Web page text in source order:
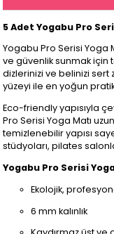
5 Adet Yogabu Pro
Yogabu Pro Serisi Yoga
ve güvenlik sunmak için
dizlerinizi ve belinizi sert
yüzeyi ile en yoğun
Eco-friendly yapısıyla
Pro Serisi Yoga Matı
temizlenebilir yapısı
stüdyoları, pilates
Yogabu Pro Serisi
Ekolojik,
6 mm kalınlık